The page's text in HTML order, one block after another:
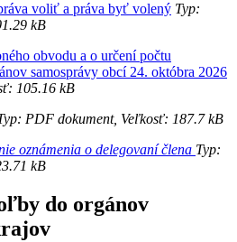
voliť a práva byť volený Typ:
kB
obvodu a o určení počtu
samosprávy obcí 24. októbra 2026
105.16 kB
PDF dokument, Veľkosť: 187.7 kB
oznámenia o delegovaní člena Typ:
kB
do orgánov